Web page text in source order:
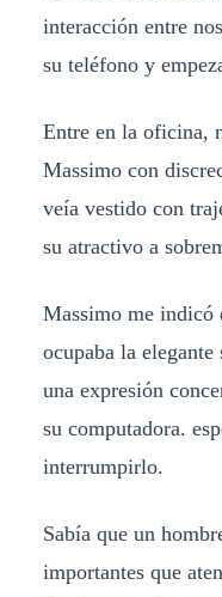
interacción entre
su teléfono y
Entre en la oficina,
Massimo con
veía vestido con
su atractivo a
Massimo me indicó
ocupaba la
una expresión
su computadora.
interrumpirlo.
Sabía que un
importantes que